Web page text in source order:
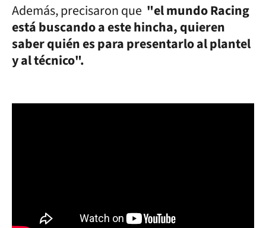
Además, precisaron que "el mundo Racing
está buscando a este hincha, quieren
saber quién es para presentarlo al plantel
y al técnico".